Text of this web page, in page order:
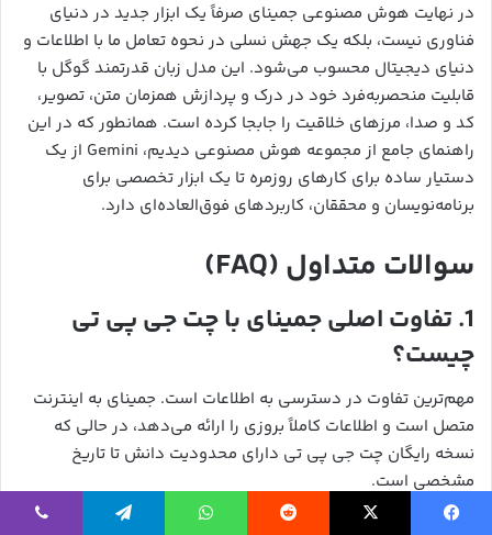
در نهایت هوش مصنوعی جمینای صرفاً یک ابزار جدید در دنیای
فناوری نیست، بلکه یک جهش نسلی در نحوه تعامل ما با اطلاعات و
دنیای دیجیتال محسوب می‌شود. این مدل زبان قدرتمند گوگل با
قابلیت منحصربه‌فرد خود در درک و پردازش همزمان متن، تصویر،
کد و صدا، مرزهای خلاقیت را جابجا کرده است. همانطور که در این
راهنمای جامع از مجموعه هوش مصنوعی دیدیم، Gemini از یک
دستیار ساده برای کارهای روزمره تا یک ابزار تخصصی برای
برنامه‌نویسان و محققان، کاربردهای فوق‌العاده‌ای دارد.
سوالات متداول (FAQ)
1. تفاوت اصلی جمینای با چت جی پی تی
چیست؟
مهم‌ترین تفاوت در دسترسی به اطلاعات است. جمینای به اینترنت
متصل است و اطلاعات کاملاً بروزی را ارائه می‌دهد، در حالی که
نسخه رایگان چت جی پی تی دارای محدودیت دانش تا تاریخ
مشخصی است.